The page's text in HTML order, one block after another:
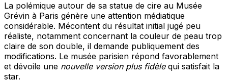
La polémique autour de sa statue de cire au Musée
Grévin à Paris génère une attention médiatique
considérable. Mécontent du résultat initial jugé peu
réaliste, notamment concernant la couleur de peau trop
claire de son double, il demande publiquement des
modifications. Le musée parisien répond favorablement
et dévoile une nouvelle version plus fidèlequi satisfait la
star.